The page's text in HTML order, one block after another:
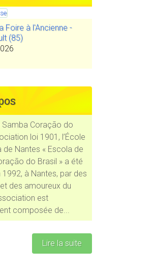
Outlook Live
Foire à l'Ancienne -
(85)
Samba Coração do
loi 1901, l’École
de Nantes « Escola de
do Brasil » a été
à Nantes, par des
des amoureux du
est
composée de...
Lire la suite